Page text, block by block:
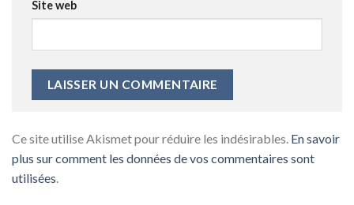
Site web
Ce site utilise Akismet pour réduire les indésirables. En savoir
plus sur comment les données de vos commentaires sont
utilisées.